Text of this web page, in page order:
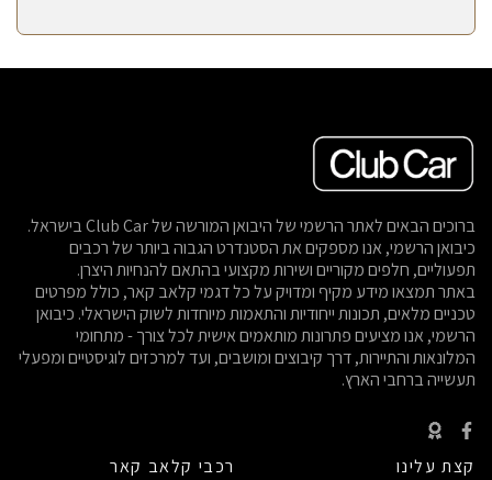
ברוכים הבאים לאתר הרשמי של היבואן המורשה של Club Car בישראל.
כיבואן הרשמי, אנו מספקים את הסטנדרט הגבוה ביותר של רכבים
תפעוליים, חלפים מקוריים ושירות מקצועי בהתאם להנחיות היצרן.
באתר תמצאו מידע מקיף ומדויק על כל דגמי קלאב קאר, כולל מפרטים
טכניים מלאים, תכונות ייחודיות והתאמות מיוחדות לשוק הישראלי. כיבואן
הרשמי, אנו מציעים פתרונות מותאמים אישית לכל צורך - מתחומי
המלונאות והתיירות, דרך קיבוצים ומושבים, ועד למרכזים לוגיסטיים ומפעלי
תעשייה ברחבי הארץ.
קצת עלינו רכבי קלאב קאר